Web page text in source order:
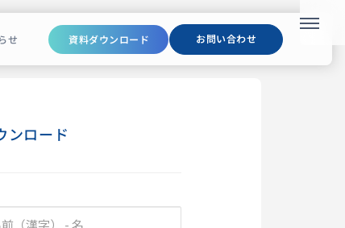
メニュ
せ 資料ダウンロード お問い合わせ
ンロード